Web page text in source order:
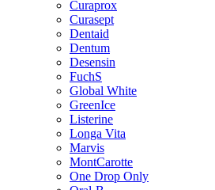
Curaprox
Curasept
Dentaid
Dentum
Desensin
FuchS
Global White
GreenIce
Listerine
Longa Vita
Marvis
MontCarotte
One Drop Only